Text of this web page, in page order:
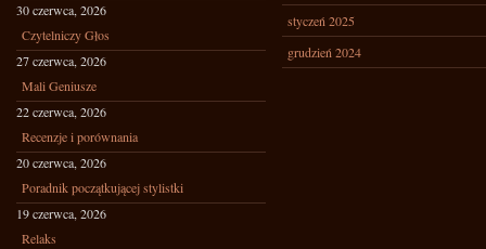
30 czerwca, 2026
Czytelniczy Głos
27 czerwca, 2026
Mali Geniusze
22 czerwca, 2026
Recenzje i porównania
20 czerwca, 2026
Poradnik początkującej stylistki
19 czerwca, 2026
Relaks
styczeń 2025
grudzień 2024